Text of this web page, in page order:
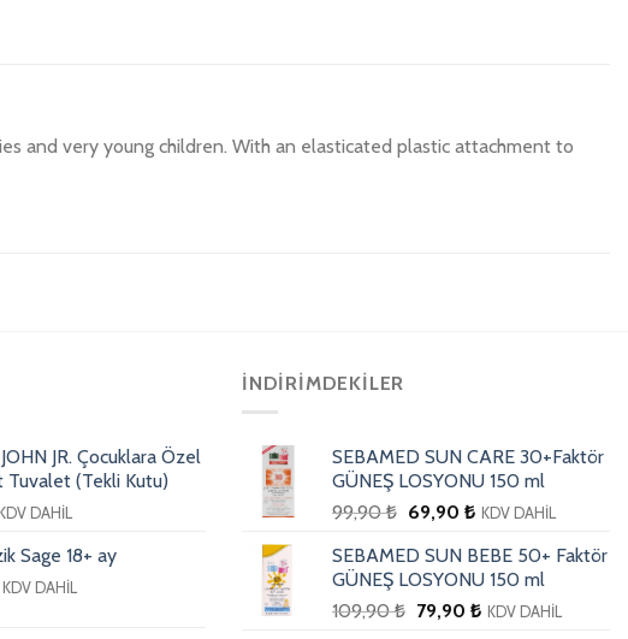
and very young children. With an elasticated plastic attachment to
JR. Çocuklara Özel
Tuvalet (Tekli Kutu)
KDV DAHİL
Sage 18+ ay
KDV DAHİL
İNDIRIMDEKILER
SEBAMED SUN CARE 30+Faktör
GÜNEŞ LOSYONU 150 ml
99,90₺ 69,90 ₺ KDV DAHİL
SEBAMED SUN BEBE 50+ Faktör
GÜNEŞ LOSYONU 150 ml
109,90₺ 79,90 ₺ KDV DAHİL